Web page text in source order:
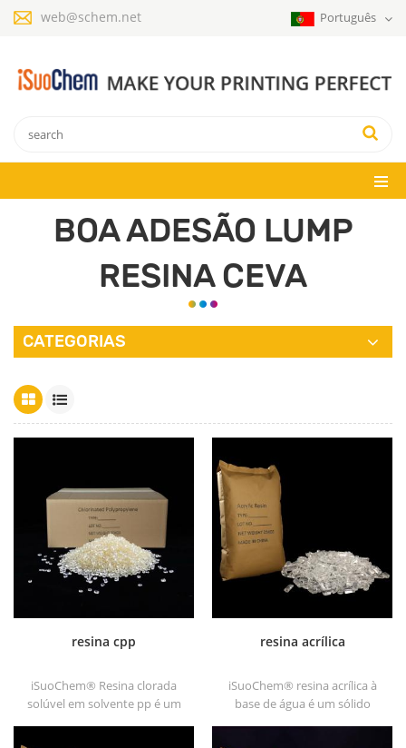
web@schem.net Português
BOA ADESÃO LUMP
RESINA CEVA
CATEGORIAS
resina cpp
iSuoChem® Resina clorada
solúvel em solvente pp é um
resina acrílica
iSuoChem® resina acrílica à
base de água é um sólido